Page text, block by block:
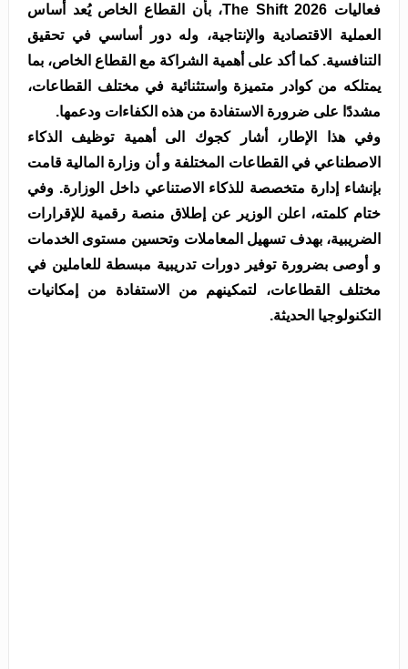
فعاليات The Shift 2026، بأن القطاع الخاص يُعد أساس
العملية الاقتصادية والإنتاجية، وله دور أساسي في تحقيق
التنافسية. كما أكد على أهمية الشراكة مع القطاع الخاص، بما
يمتلكه من كوادر متميزة واستثنائية في مختلف القطاعات،
مشددًا على ضرورة الاستفادة من هذه الكفاءات ودعمها.
وفي هذا الإطار، أشار كجوك الى أهمية توظيف الذكاء
الاصطناعي في القطاعات المختلفة و أن وزارة المالية قامت
بإنشاء إدارة متخصصة للذكاء الاصتناعي داخل الوزارة. وفي
ختام كلمته، اعلن الوزير عن إطلاق منصة رقمية للإقرارات
الضريبية، بهدف تسهيل المعاملات وتحسين مستوى الخدمات
و أوصى بضرورة توفير دورات تدريبية مبسطة للعاملين في
مختلف القطاعات، لتمكينهم من الاستفادة من إمكانيات
التكنولوجيا الحديثة.